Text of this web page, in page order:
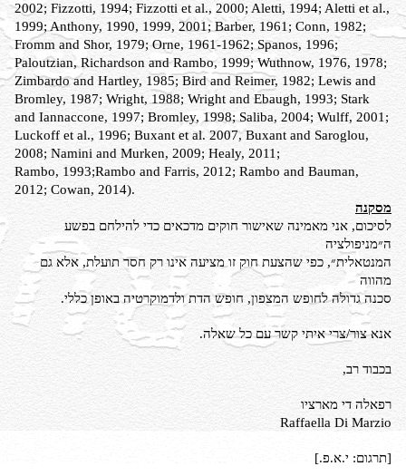
2002; Fizzotti, 1994; Fizzotti et al., 2000; Aletti, 1994; Aletti et al.,
1999; Anthony, 1990, 1999, 2001; Barber, 1961; Conn, 1982;
Fromm and Shor, 1979; Orne, 1961-1962; Spanos, 1996;
Paloutzian,Richardson and Rambo, 1999; Wuthnow, 1976, 1978;
Zimbardo and Hartley, 1985; Bird and Reimer, 1982; Lewis and
Bromley, 1987; Wright, 1988; Wright and Ebaugh, 1993; Stark
and Iannaccone, 1997; Bromley, 1998; Saliba, 2004; Wulff, 2001;
Luckoff et al., 1996; Buxant etal. 2007, Buxant and Saroglou,
2008; Namini and Murken, 2009; Healy, 2011;
Rambo, 1993;Rambo and Farris, 2012; Rambo and Bauman,
2012; Cowan, 2014).
מסקנה
לסיכום, אני מאמינה שאישור חוקים מדכאים כדי להילחם בפשע
ה״מניפולציה
המנטאלית״, כפי שהצעת חוק זו מציעה אינו רק חסר תועלת, אלא גם
מהווה
סכנה גדולה לחופש המצפון, חופש הדת ולדמוקרטיה באופן כללי.
אנא צור/צרי איתי קשר עם כל שאלה.
בכבוד רב,
רפאלה די מארציו
Raffaella Di Marzio
[תרגום: י.א.פ.]